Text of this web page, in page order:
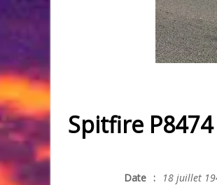
Spitfire P8474
Date : 18 juillet